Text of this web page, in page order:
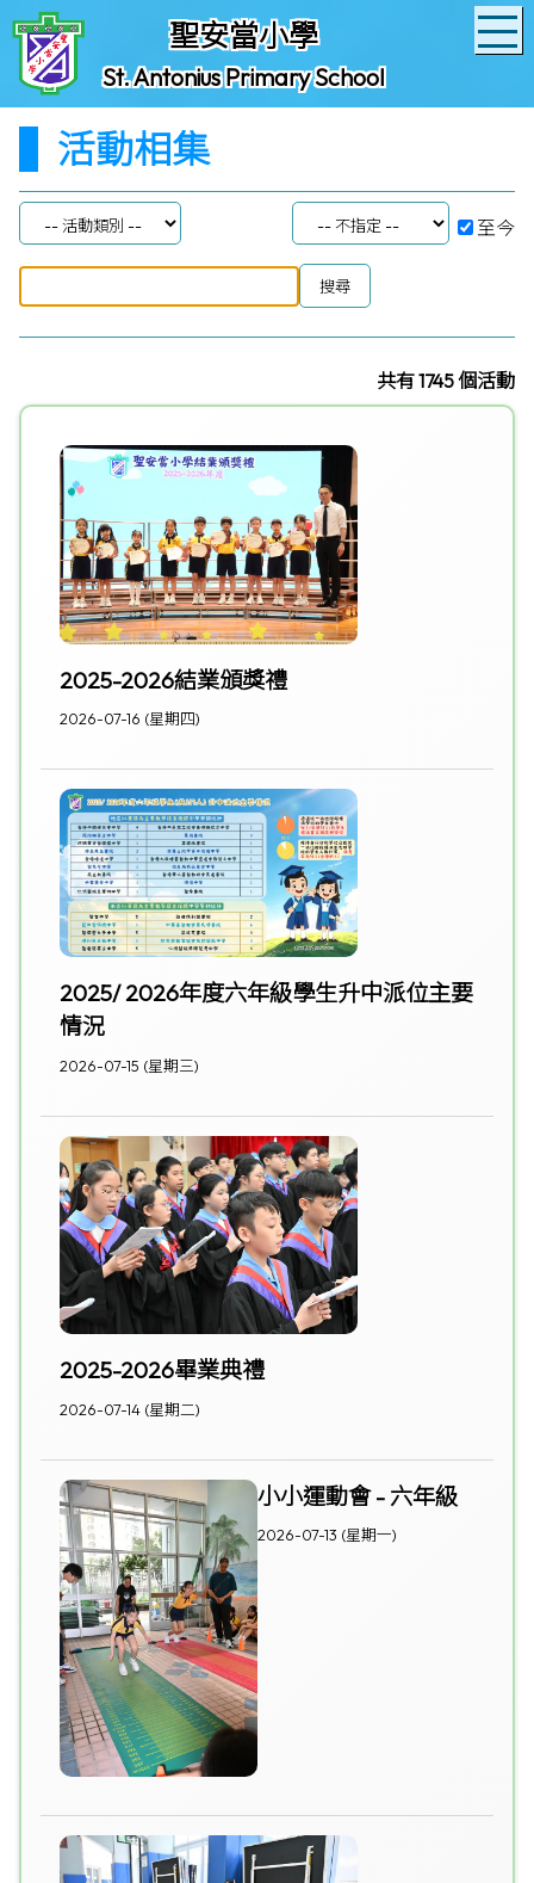
聖安當小學
St. Antonius Primary School
活動相集
至今
共有 1745 個活動
2025-2026結業頒獎禮
2026-07-16 (星期四)
2025/ 2026年度六年級學生升中派位主要
情況
2026-07-15 (星期三)
2025-2026畢業典禮
2026-07-14 (星期二)
小小運動會 - 六年級
2026-07-13 (星期一)